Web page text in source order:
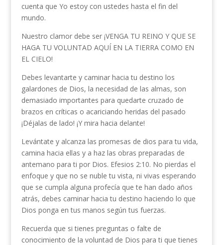
cuenta que Yo estoy con ustedes hasta el fin del
mundo.
Nuestro clamor debe ser ¡VENGA TU REINO Y QUE SE
HAGA TU VOLUNTAD AQUÍ EN LA TIERRA COMO EN
EL CIELO!
Debes levantarte y caminar hacia tu destino los
galardones de Dios, la necesidad de las almas, son
demasiado importantes para quedarte cruzado de
brazos en críticas o acariciando heridas del pasado
¡Déjalas de lado! ¡Y mira hacia delante!
Levántate y alcanza las promesas de dios para tu vida,
camina hacia ellas y a haz las obras preparadas de
antemano para ti por Dios. Efesios 2:10. No pierdas el
enfoque y que no se nuble tu vista, ni vivas esperando
que se cumpla alguna profecía que te han dado años
atrás, debes caminar hacia tu destino haciendo lo que
Dios ponga en tus manos según tus fuerzas.
Recuerda que si tienes preguntas o falte de
conocimiento de la voluntad de Dios para ti que tienes